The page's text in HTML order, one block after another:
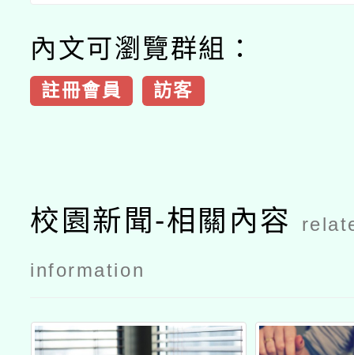
內文可瀏覽群組：
註冊會員 訪客
校園新聞-相關內容
information